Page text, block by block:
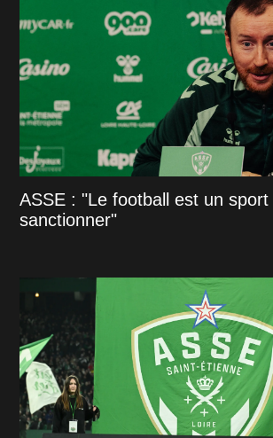
ASSE : "Le football est un
sanctionner"